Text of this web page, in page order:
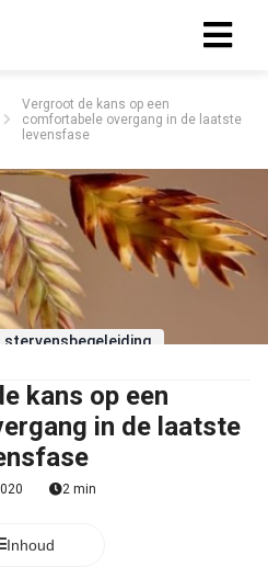
Vergroot de kans op een
comfortabele overgang in de laatste
levensfase
kans op een
in de laatste
2 min
Inhoud